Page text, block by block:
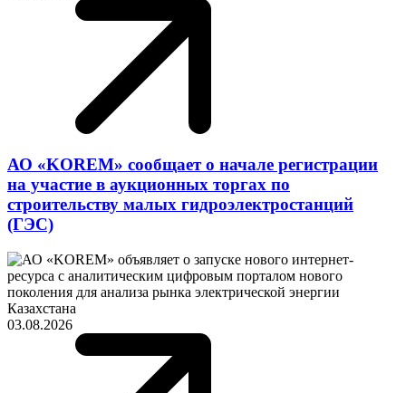
АО «KOREM» сообщает о начале регистрации
на участие в аукционных торгах по
строительству малых гидроэлектростанций
(ГЭС)
03.08.2026